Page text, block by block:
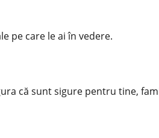
pe care le ai în vedere.
că sunt sigure pentru tine,